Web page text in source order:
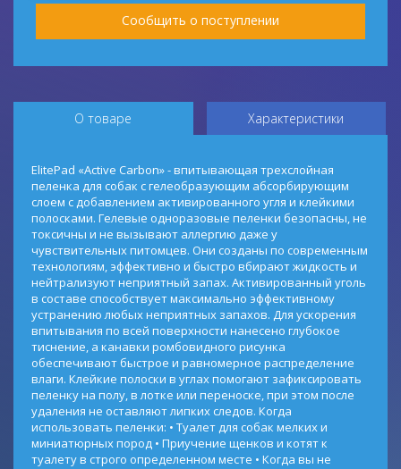
Сообщить о поступлении
О товаре Характеристики
ElitePad «Active Carbon» - впитывающая трехслойная
пеленка для собак с гелеобразующим абсорбирующим
слоем с добавлением активированного угля и клейкими
полосками. Гелевые одноразовые пеленки безопасны, не
токсичны и не вызывают аллергию даже у
чувствительных питомцев. Они созданы по современным
технологиям, эффективно и быстро вбирают жидкость и
нейтрализуют неприятный запах. Активированный уголь
в составе способствует максимально эффективному
устранению любых неприятных запахов. Для ускорения
впитывания по всей поверхности нанесено глубокое
тиснение, а канавки ромбовидного рисунка
обеспечивают быстрое и равномерное распределение
влаги. Клейкие полоски в углах помогают зафиксировать
пеленку на полу, в лотке или переноске, при этом после
удаления не оставляют липких следов. Когда
использовать пеленки: • Туалет для собак мелких и
миниатюрных пород • Приучение щенков и котят к
туалету в строго определенном месте • Когда вы не